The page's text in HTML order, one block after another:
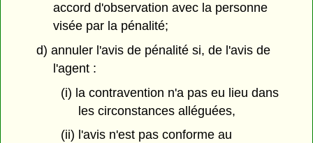
accord d'observation avec la personne
visée par la pénalité;
d) annuler l'avis de pénalité si, de l'avis de
l'agent :
(i) la contravention n'a pas eu lieu dans
les circonstances alléguées,
(ii) l'avis n'est pas conforme au